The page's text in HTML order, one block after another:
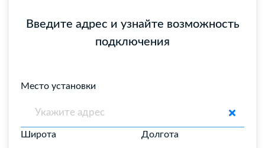
Введите адрес и узнайте возможность
подключения
Место установки
Широта Долгота